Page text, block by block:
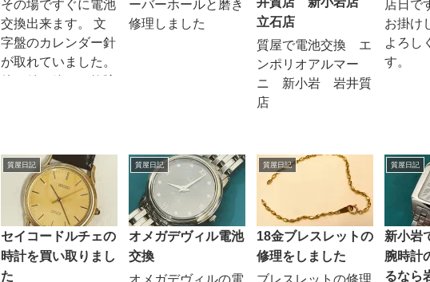
その場ですぐに電池
交換出来ます。 文
字盤のカレンダー針
が取れていました。
た方がいいでしょ
う。 針の取り付け
は3,000〜5...
ーバーホールと磨き
修理しました
立石店
質屋で電池交換 エ
ンポリオアルマー
ニ 新小岩 岩井質
店
店日で
お掛け
よろし
す。
質屋日記
セイコードルチェの
時計を買い取りまし
た
質屋日記
オメガデヴィル電池
交換
オメガデヴィルの電
質屋日記
18金ブレスレットの
修理をしました
ブレスレットの修理
質屋日記
新小岩
腕時計
るなら